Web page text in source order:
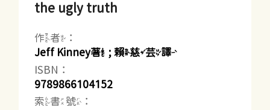
the ugly truth
作者：
Jeff Kinney著 ; 賴慈芸譯
ISBN：
9789866104152
索書號：